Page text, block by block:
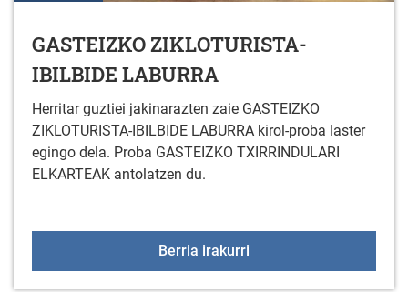
GASTEIZKO ZIKLOTURISTA-
IBILBIDE LABURRA
Herritar guztiei jakinarazten zaie GASTEIZKO
ZIKLOTURISTA-IBILBIDE LABURRA kirol-proba laster
egingo dela. Proba GASTEIZKO TXIRRINDULARI
ELKARTEAK antolatzen du.
Berria irakurri